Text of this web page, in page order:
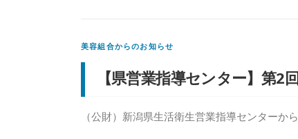
美容組合からのお知らせ
【県営業指導センター】第2
（公財）新潟県生活衛生営業指導センターか